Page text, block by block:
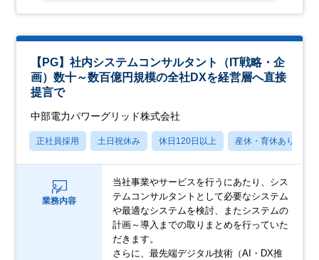
【PG】社内システムコンサルタント（IT戦略・企
画）数十～数百億円規模の全社DXを経営層へ直接
提言で
中部電力パワーグリッド株式会社
正社員採用 土日祝休み 休日120日以上 産休・育休あり
業務内容
当社事業やサービスを行うにあたり、シス
テムコンサルタントとして必要なシステム
や最適なシステムを検討、またシステムの
計画～導入までの取りまとめを行っていた
だきます。
さらに、最先端デジタル技術（AI・DX推